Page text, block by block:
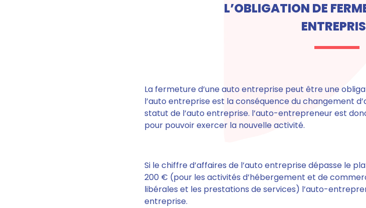
L’OBLIGATION DE
La fermeture d’une auto entreprise peut être une
l’auto entreprise est la conséquence du changement
statut de l’auto entreprise. l’auto-entrepreneur est
pour pouvoir exercer la nouvelle activité.
Si le chiffre d’affaires de l’auto entreprise dépasse le
200 € (pour les activités d’hébergement et de
libérales et les prestations de services) l’auto-
entreprise.